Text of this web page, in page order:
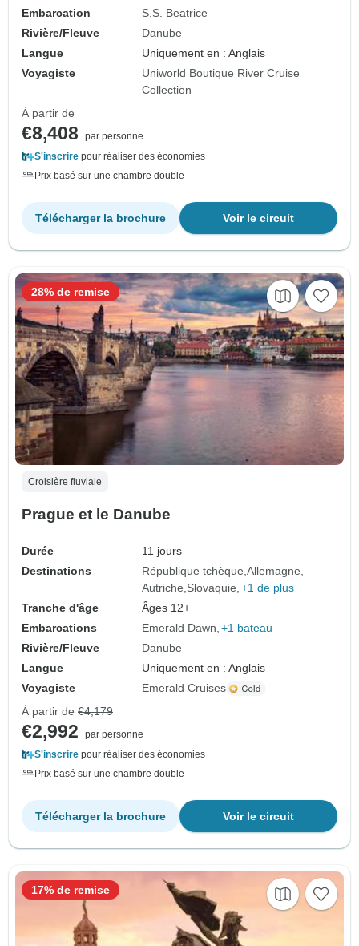
Embarcation
S.S. Beatrice
Rivière/Fleuve
Danube
Langue
Uniquement en : Anglais
Voyagiste
Uniworld Boutique River Cruise
Collection
À partir de
€8,408
par personne
S'inscrire pour réaliser des économies
Prix basé sur une chambre double
Voir le circuit
Télécharger la brochure
Croisière fluviale
Prague et le Danube
Durée
11 jours
Destinations
République tchèque Allemagne
Autriche Slovaquie +1 de plus
Tranche d'âge
Âges 12+
Embarcations
Emerald Dawn +1 bateau
Rivière/Fleuve
Danube
Langue
Uniquement en : Anglais
Voyagiste
Emerald Cruises
28% de remise
À partir de €4,179
€2,992
par personne
S'inscrire pour réaliser des économies
Prix basé sur une chambre double
Voir le circuit
Télécharger la brochure
17% de remise